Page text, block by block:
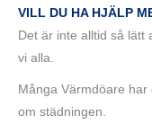
VILL DU HA HJÄLP
Det är inte alltid så lätt
vi alla.
Många Värmdöare
om städningen.